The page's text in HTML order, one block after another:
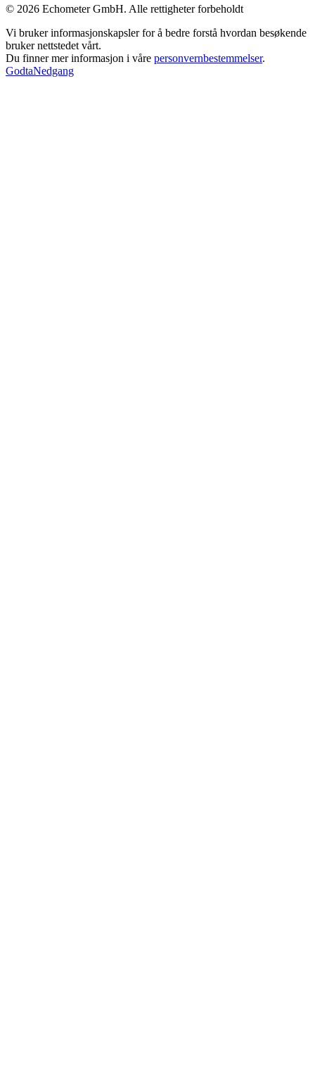
© 2026 Echometer GmbH. Alle rettigheter forbeholdt
Vi bruker informasjonskapsler for å bedre forstå hvordan besøkende
bruker nettstedet vårt.
Du finner mer informasjon i våre personvernbestemmelser.
GodtaNedgang